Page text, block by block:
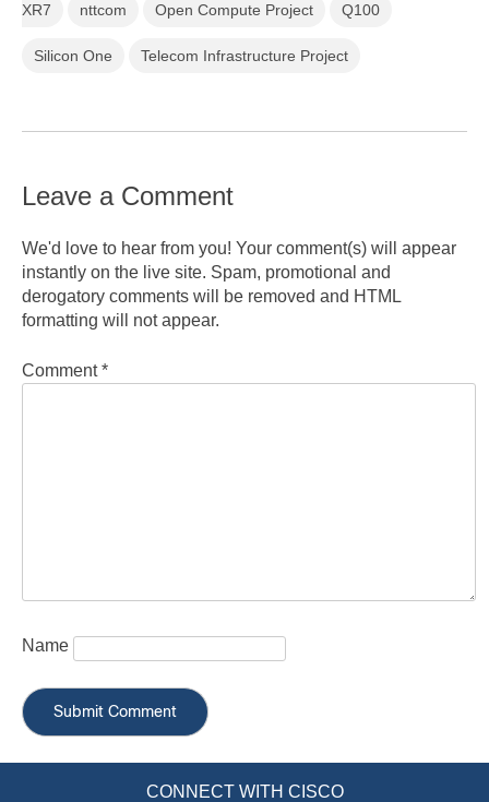
XR7 nttcom Open Compute Project Q100
Silicon One Telecom Infrastructure Project
Leave a Comment
We'd love to hear from you! Your comment(s) will appear
instantly on the live site. Spam, promotional and
derogatory comments will be removed and HTML
formatting will not appear.
Comment*
Name
CONNECT WITH CISCO